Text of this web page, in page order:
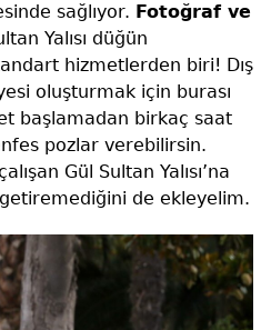
sağlıyor. Fotoğraf ve
Yalısı düğün
hizmetlerden biri! Dış
oluşturmak için burası
başlamadan birkaç saat
pozlar verebilirsin.
Gül Sultan Yalısı’na
getiremediğini de ekleyelim.